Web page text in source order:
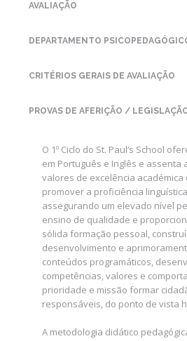
AVALIAÇÃO
DEPARTAMENTO
CRITÉRIOS GERAIS DE AVALIAÇÃO
PROVAS DE AFERIÇÃO /
O 1º Ciclo do St. Paul’s School
em Português e Inglês e assenta
valores de excelência académica
promover a proficiência
assegurando um elevado nível
ensino de qualidade e
sólida formação pessoal,
desenvolvimento e
conteúdos programáticos,
competências, valores e
prioridade e missão formar
responsáveis, do ponto de vista
A metodologia didático